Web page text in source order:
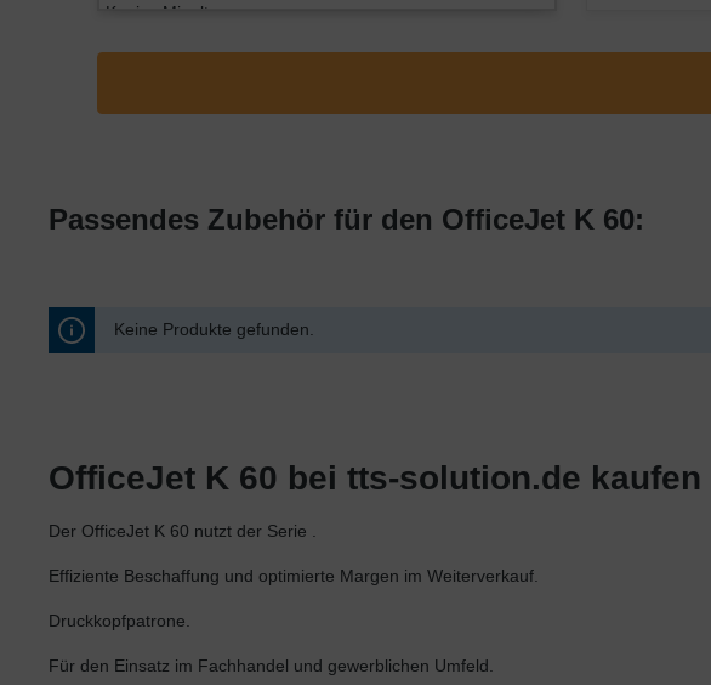
Konica Minolta
Kyocera
Passendes Zubehör für den OfficeJet K 60:
Keine Produkte gefunden.
OfficeJet K 60 bei tts-solution.de kaufen
Der OfficeJet K 60 nutzt der Serie .
Effiziente Beschaffung und optimierte Margen im Weiterverkauf.
Druckkopfpatrone.
Für den Einsatz im Fachhandel und gewerblichen Umfeld.